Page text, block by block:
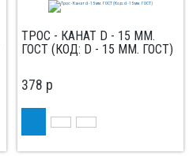
ТРОС - КАНАТ D - 15 ММ.
ГОСТ (КОД: D - 15 ММ. ГОСТ)
378 p